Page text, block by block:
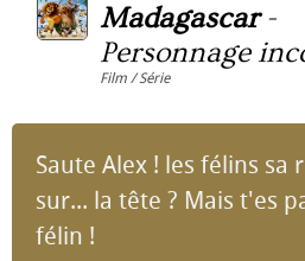
Madagascar-
Personnage
Film / Série
Saute Alex ! les félins
sur... la tête ? Mais t'es
félin !